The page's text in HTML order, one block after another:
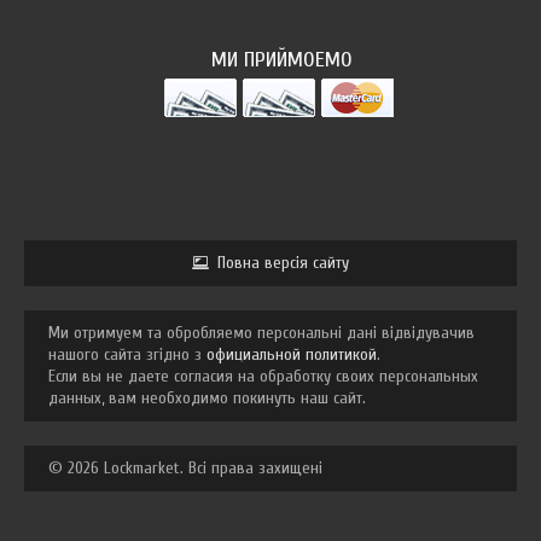
МИ ПРИЙМОЕМО
Повна версія сайту
Ми отримуем та обробляемо персональні дані відвідувачив
нашого сайта згідно з официальной политикой.
Если вы не даете согласия на обработку своих персональных
данных, вам необходимо покинуть наш сайт.
© 2026 Lockmarket. Всі права захищені